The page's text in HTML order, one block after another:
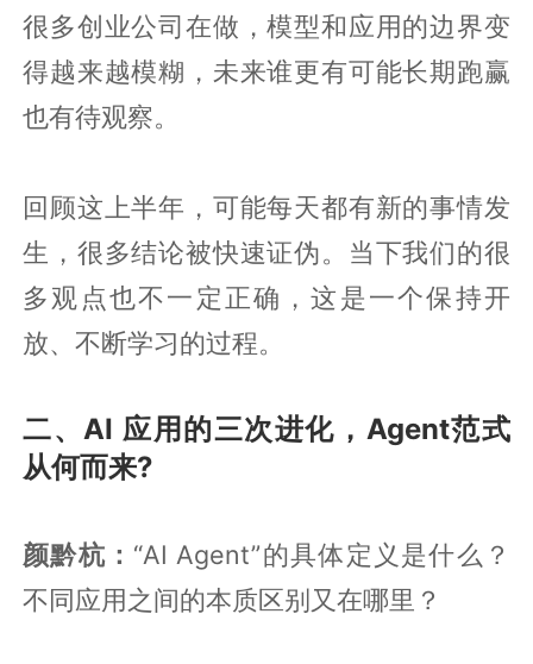
很多创业公司在做，模型和应用的边界变
得越来越模糊，未来谁更有可能长期跑赢
也有待观察。
回顾这上半年，可能每天都有新的事情发
生，很多结论被快速证伪。当下我们的很
多观点也不一定正确，这是一个保持开
放、不断学习的过程。
二、AI 应用的三次进化，Agent范式
从何而来?
颜黔杭： “AI Agent”的具体定义是什么？
不同应用之间的本质区别又在哪里？